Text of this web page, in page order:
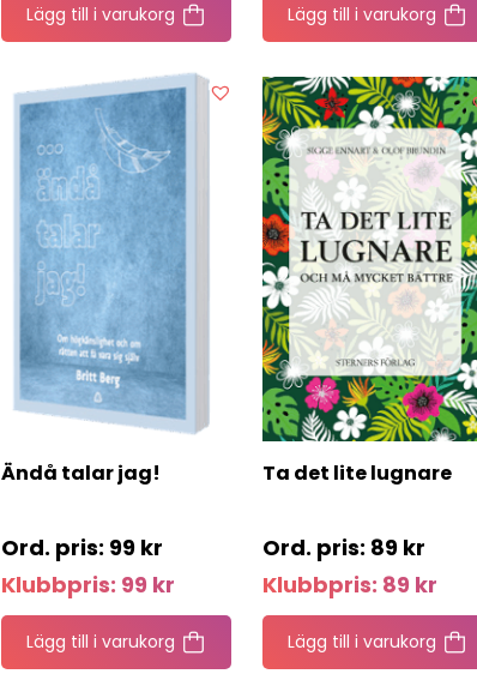
Lägg till i varukorg Lägg till i varukorg
Ändå talar jag!
99 kr
Klubbpris: 99 kr
Lägg till i varukorg
Ta det lite lugnare
89 kr
Klubbpris: 89 kr
Lägg till i varukorg